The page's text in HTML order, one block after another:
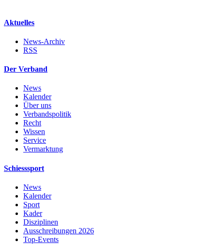
Aktuelles
News-Archiv
RSS
Der Verband
News
Kalender
Über uns
Verbandspolitik
Recht
Wissen
Service
Vermarktung
Schiesssport
News
Kalender
Sport
Kader
Disziplinen
Ausschreibungen 2026
Top-Events